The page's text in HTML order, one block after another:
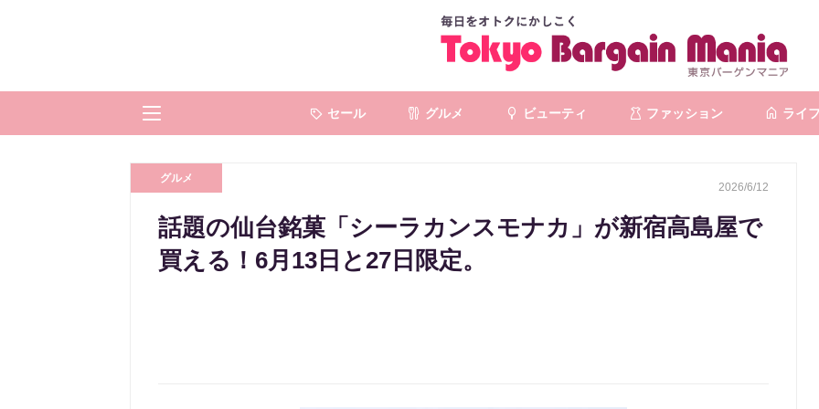
セール グルメ ビューティ ファッション ライフ
グルメ
2026/6/12
話題の仙台銘菓「シーラカンスモナカ」が新宿高島屋で
買える！6月13日と27日限定。